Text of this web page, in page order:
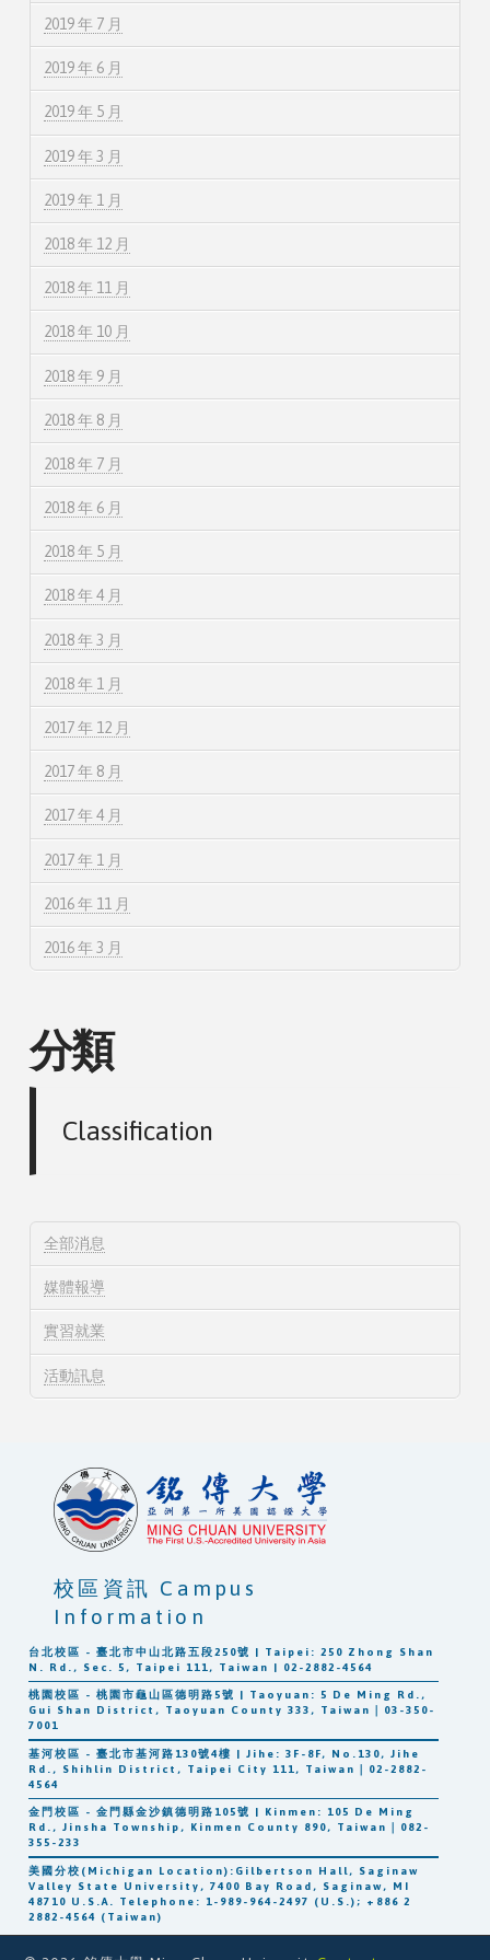
2019 年 7 月
2019 年 6 月
2019 年 5 月
2019 年 3 月
2019 年 1 月
2018 年 12 月
2018 年 11 月
2018 年 10 月
2018 年 9 月
2018 年 8 月
2018 年 7 月
2018 年 6 月
2018 年 5 月
2018 年 4 月
2018 年 3 月
2018 年 1 月
2017 年 12 月
2017 年 8 月
2017 年 4 月
2017 年 1 月
2016 年 11 月
2016 年 3 月
分類
Classification
全部消息
媒體報導
實習就業
活動訊息
台北校區 - 臺北市中山北路五段250號 | Taipei: 250 Zhong Shan
N. Rd., Sec. 5, Taipei 111, Taiwan | 02-2882-4564
桃園校區 - 桃園市龜山區德明路5號 | Taoyuan: 5 De Ming Rd.,
Gui Shan District, Taoyuan County 333, Taiwan｜03-350-
7001
基河校區 - 臺北市基河路130號4樓 | Jihe: 3F-8F, No.130, Jihe
Rd., Shihlin District, Taipei City 111, Taiwan｜02-2882-
4564
金門校區 - 金門縣金沙鎮德明路105號 | Kinmen: 105 De Ming
Rd., Jinsha Township, Kinmen County 890, Taiwan｜082-
355-233
美國分校(Michigan Location):Gilbertson Hall, Saginaw
Valley State University, 7400 Bay Road, Saginaw, MI
48710 U.S.A. Telephone: 1-989-964-2497 (U.S.); +886 2
2882-4564 (Taiwan)
校區資訊 Campus
Information